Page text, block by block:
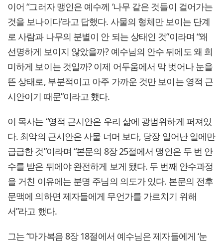
이어 “그러자 맹인은 예수께 ‘나무 같은 것들이 걸어가는
것을 보나이다’라고 답했다. 사물의 형체만 보이는 단계
로 사람과 나무의 분별이 안 되는 상태인 것”이라며 “왜
선명하게 보이지 않았을까? 예수님의 안수 뒤에도 왜 희
미하게 보이는 것일까? 이제 어두움에서 막 벗어나 눈을
뜬 상태로, 부분적이고 아주 가까운 것만 보이는 영적 근
시안이기 때문”이라고 했다.
이 목사는 “영적 근시안은 우리 삶에 광범위하게 퍼져있
다. 최악의 근시안은 사물 너머 보다, 당장 일어난 일에만
급급한 것”이라며 “본문의 8장 25절에서 맹인은 두 번 안
수를 받은 뒤에야 완전하게 보게 됐다. 두 번째 안수과정
을 거친 이유에는 분명 주님의 의도가 있다. 본문의 전후
문맥에 의하면 제자들에게 무언가를 가르치기 위해
서”라고 했다.
그는 “마가복음 8장 18절에서 예수님은 제자들에게 ‘눈